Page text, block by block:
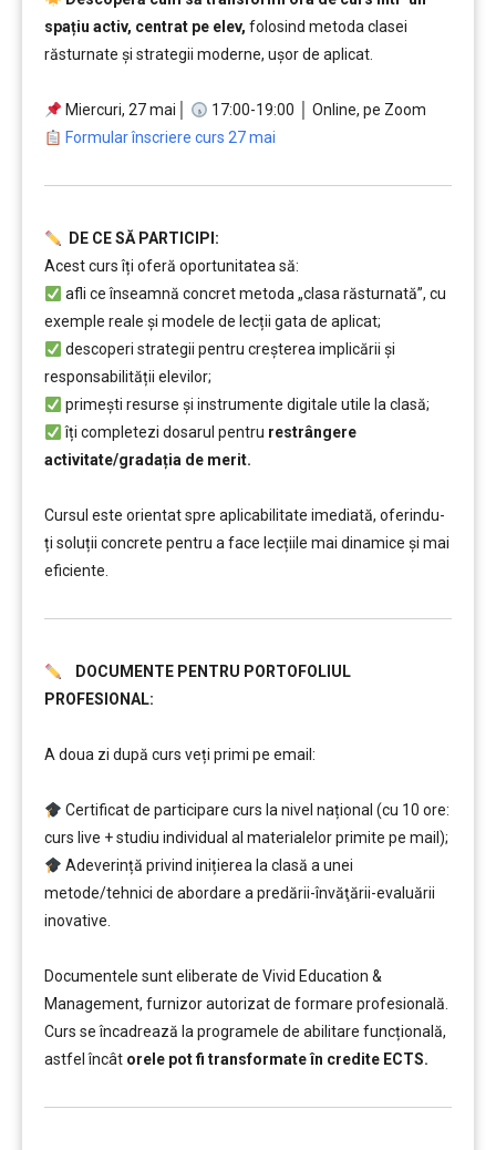
spațiu activ, centrat pe elev, folosind metoda clasei
răsturnate și strategii moderne, ușor de aplicat.
Miercuri, 27 mai│
17:00-19:00 │ Online, pe Zoom
Formular înscriere curs 27 mai
DE CE SĂ PARTICIPI:
Acest curs îți oferă oportunitatea să:
afli ce înseamnă concret metoda „clasa răsturnată”, cu
exemple reale și modele de lecții gata de aplicat;
descoperi strategii pentru creșterea implicării și
responsabilității elevilor;
primești resurse și instrumente digitale utile la clasă;
îți completezi dosarul pentru restrângere
activitate/gradația de merit.
Cursul este orientat spre aplicabilitate imediată, oferindu-
ți soluții concrete pentru a face lecțiile mai dinamice și mai
eficiente.
DOCUMENTE PENTRU PORTOFOLIUL
PROFESIONAL:
A doua zi după curs veți primi pe email:
Certificat de participare curs la nivel național (cu 10 ore:
curs live + studiu individual al materialelor primite pe mail);
Adeverință privind inițierea la clasă a unei
metode/tehnici de abordare a predării-învăţării-evaluării
inovative.
Documentele sunt eliberate de Vivid Education &
Management, furnizor autorizat de formare profesională.
Curs se încadrează la programele de abilitare funcțională,
astfel încât orele pot fi transformate în credite ECTS.